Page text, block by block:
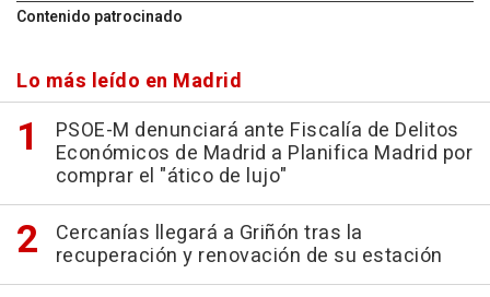
Contenido patrocinado
Lo más leído en Madrid
PSOE-M denunciará ante Fiscalía de Delitos
Económicos de Madrid a Planifica Madrid por
comprar el "ático de lujo"
Cercanías llegará a Griñón tras la
recuperación y renovación de su estación